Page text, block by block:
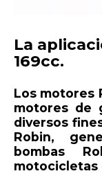
La
169cc.
Los motores
motores de
diversos
Robin,
bombas
motocicletas